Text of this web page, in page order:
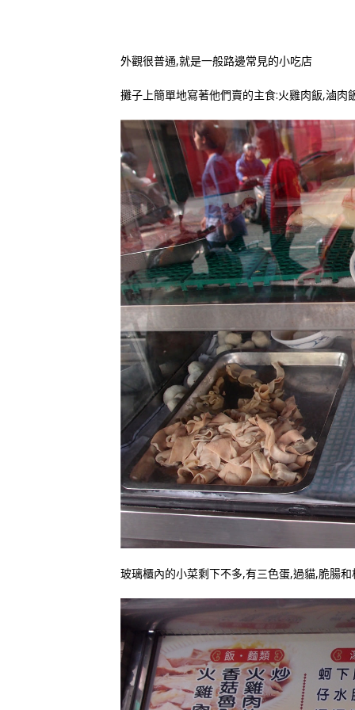
外觀很普通,就是一般路邊常見的小吃店
攤子上簡單地寫著他們賣的主食:火雞肉飯,滷肉
玻璃櫃內的小菜剩下不多,有三色蛋,過貓,脆腸和